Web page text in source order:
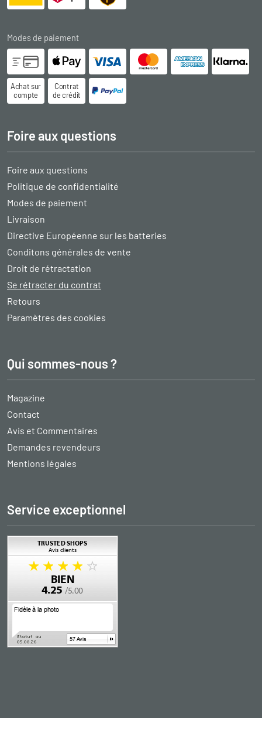
Modes de paiement
Achat sur
compte
Contrat
de crédit
Foire aux questions
Foire aux questions
Politique de confidentialité
Modes de paiement
Livraison
Directive Européenne sur les batteries
Conditons générales de vente
Droit de rétractation
Se rétracter du contrat
Retours
Paramètres des cookies
Qui sommes-nous ?
Magazine
Contact
Avis et Commentaires
Demandes revendeurs
Mentions légales
Service exceptionnel